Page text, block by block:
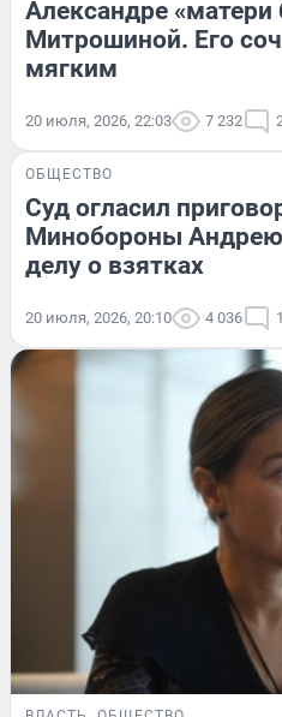
Александре
Митрошиной. Его
мягким
20 июля, 2026, 22:03 7 232
ОБЩЕСТВО
Суд огласил
Минобороны
делу о взятках
20 июля, 2026, 20:10 4 036